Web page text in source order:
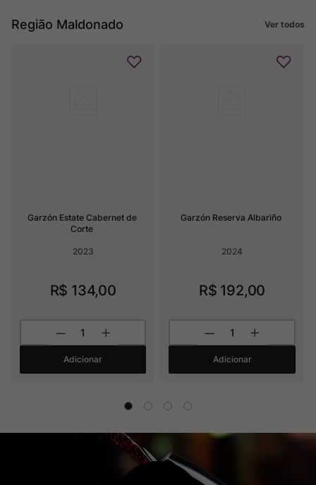
Região Maldonado Ver todos
Garzón Estate Cabernet de
Corte
2023
R$ 134,00
Adicionar
Garzón Reserva Albariño
2024
R$ 192,00
Adicionar